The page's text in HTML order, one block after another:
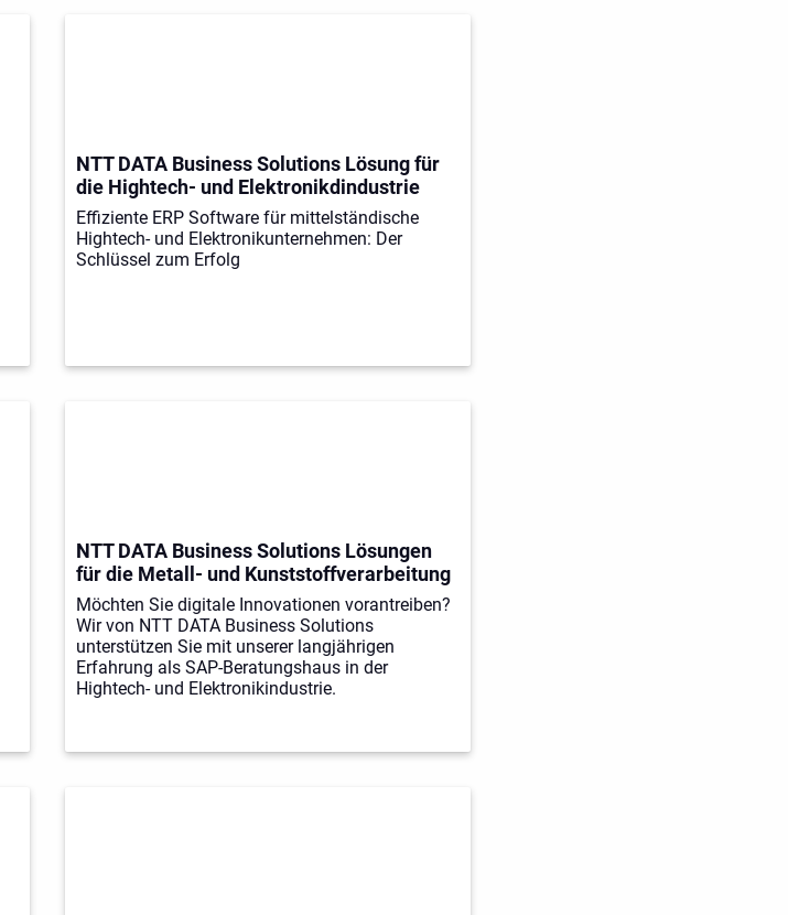
NTT DATA Business Solutions Lösung für
die Hightech- und Elektronikdindustrie
Effiziente ERP Software für mittelständische
Hightech- und Elektronikunternehmen: Der
Schlüssel zum Erfolg
NTT DATA Business Solutions Lösungen
für die Metall- und Kunststoffverarbeitung
Möchten Sie digitale Innovationen vorantreiben?
Wir von NTT DATA Business Solutions
unterstützen Sie mit unserer langjährigen
Erfahrung als SAP-Beratungshaus in der
Hightech- und Elektronikindustrie.